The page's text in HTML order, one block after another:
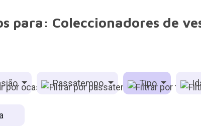
para: Coleccionadores de
Passatempo Tipo